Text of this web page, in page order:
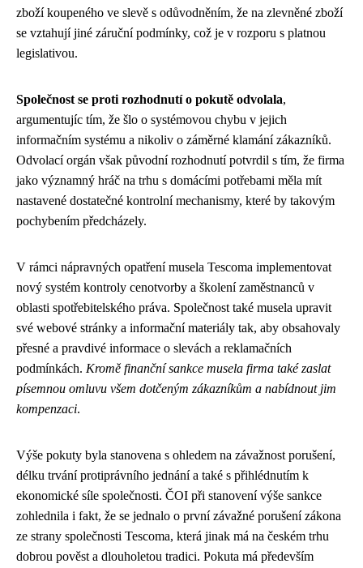
zboží koupeného ve slevě s odůvodněním, že na zlevněné zboží
se vztahují jiné záruční podmínky, což je v rozporu s platnou
legislativou.
Společnost se proti rozhodnutí o pokutě odvolala,
argumentujíc tím, že šlo o systémovou chybu v jejich
informačním systému a nikoliv o záměrné klamání zákazníků.
Odvolací orgán však původní rozhodnutí potvrdil s tím, že firma
jako významný hráč na trhu s domácími potřebami měla mít
nastavené dostatečné kontrolní mechanismy, které by takovým
pochybením předcházely.
V rámci nápravných opatření musela Tescoma implementovat
nový systém kontroly cenotvorby a školení zaměstnanců v
oblasti spotřebitelského práva. Společnost také musela upravit
své webové stránky a informační materiály tak, aby obsahovaly
přesné a pravdivé informace o slevách a reklamačních
podmínkách. Kromě finanční sankce musela firma také zaslat
písemnou omluvu všem dotčeným zákazníkům a nabídnout jim
kompenzaci.
Výše pokuty byla stanovena s ohledem na závažnost porušení,
délku trvání protiprávního jednání a také s přihlédnutím k
ekonomické síle společnosti. ČOI při stanovení výše sankce
zohlednila i fakt, že se jednalo o první závažné porušení zákona
ze strany společnosti Tescoma, která jinak má na českém trhu
dobrou pověst a dlouholetou tradici. Pokuta má především